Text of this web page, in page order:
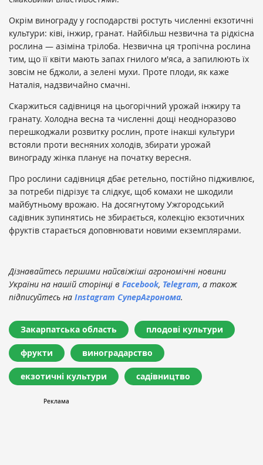
Окрім винограду у господарстві ростуть численні екзотичні
культури: ківі, інжир, гранат. Найбільш незвична та рідкісна
рослина — азіміна трілоба. Незвична ця тропічна рослина
тим, що її квіти мають запах гнилого м'яса, а запилюють їх
зовсім не бджоли, а зелені мухи. Проте плоди, як каже
Наталія, надзвичайно смачні.
Скаржиться садівниця на цьогорічний урожай інжиру та
гранату. Холодна весна та численні дощі неодноразово
перешкоджали розвитку рослин, проте інакші культури
встояли проти весняних холодів, збирати урожай
винограду жінка планує на початку вересня.
Про рослини садівниця дбає ретельно, постійно підживлює,
за потреби підрізує та слідкує, щоб комахи не шкодили
майбутньому врожаю. На досягнутому Ужгородський
садівник зупинятись не збирається, колекцію екзотичних
фруктів старається доповнювати новими екземплярами.
Дізнавайтесь першими найсвіжіші агрономічні новини
України на нашій сторінці в Facebook, Telegram, а також
підписуйтесь на Instagram СуперАгронома.
Закарпатська область плодові культури
фрукти виноградарство
екзотичні культури садівництво